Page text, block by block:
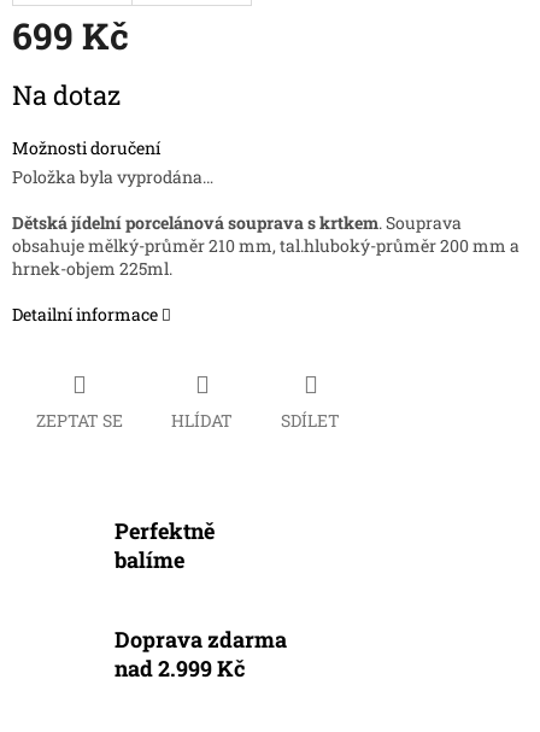
699 Kč
cena:
Na dotaz
Možnosti doručení
Položka byla vyprodána…
Dětská jídelní porcelánová souprava s krtkem. Souprava
obsahuje mělký-průměr 210 mm, tal.hluboký-průměr 200 mm a
hrnek-objem 225ml.
Detailní informace
ZEPTAT SE HLÍDAT SDÍLET
Perfektně
balíme
Doprava zdarma
nad 2.999 Kč